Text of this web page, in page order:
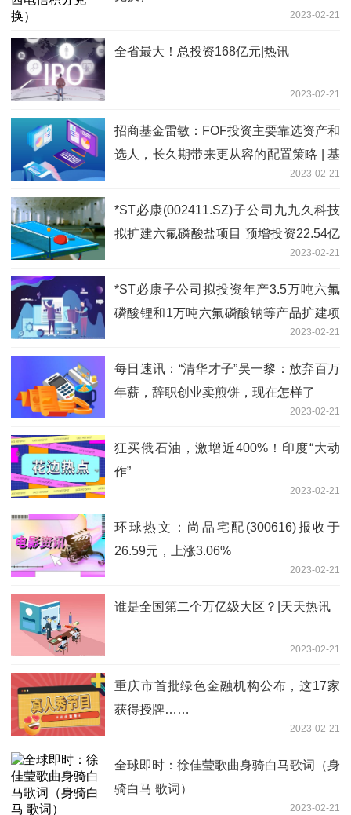
2023-02-21
全省最大！总投资168亿元|热讯
2023-02-21
招商基金雷敏：FOF投资主要靠选资产和
选人，长久期带来更从容的配置策略 | 基
2023-02-21
*ST必康(002411.SZ)子公司九九久科技
拟扩建六氟磷酸盐项目 预增投资22.54亿
2023-02-21
*ST必康子公司拟投资年产3.5万吨六氟
磷酸锂和1万吨六氟磷酸钠等产品扩建项
2023-02-21
每日速讯：“清华才子”吴一黎：放弃百万
年薪，辞职创业卖煎饼，现在怎样了
2023-02-21
狂买俄石油，激增近400%！印度“大动
作”
2023-02-21
环球热文：尚品宅配(300616)报收于
26.59元，上涨3.06%
2023-02-21
谁是全国第二个万亿级大区？|天天热讯
2023-02-21
重庆市首批绿色金融机构公布，这17家
获得授牌……
2023-02-21
全球即时：徐佳莹歌曲身骑白马歌词（身
骑白马 歌词）
2023-02-21